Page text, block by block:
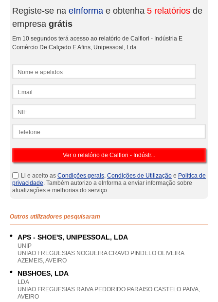
Registe-se na eInforma e obtenha 5 relatórios de
empresa grátis
Em 10 segundos terá acesso ao relatório de Calflori - Indústria E
Comércio De Calçado E Afins, Unipessoal, Lda
Li e aceito as Condições gerais, Condições de Utilização e Política de
privacidade. Também autorizo a eInforma a enviar informação sobre
atualizações e melhorias do serviço.
Outros utilizadores pesquisaram
APS - SHOE'S, UNIPESSOAL, LDA
UNIP
UNIAO FREGUESIAS NOGUEIRA CRAVO PINDELO OLIVEIRA
AZEMEIS, AVEIRO
NBSHOES, LDA
LDA
UNIAO FREGUESIAS RAIVA PEDORIDO PARAISO CASTELO PAIVA,
AVEIRO